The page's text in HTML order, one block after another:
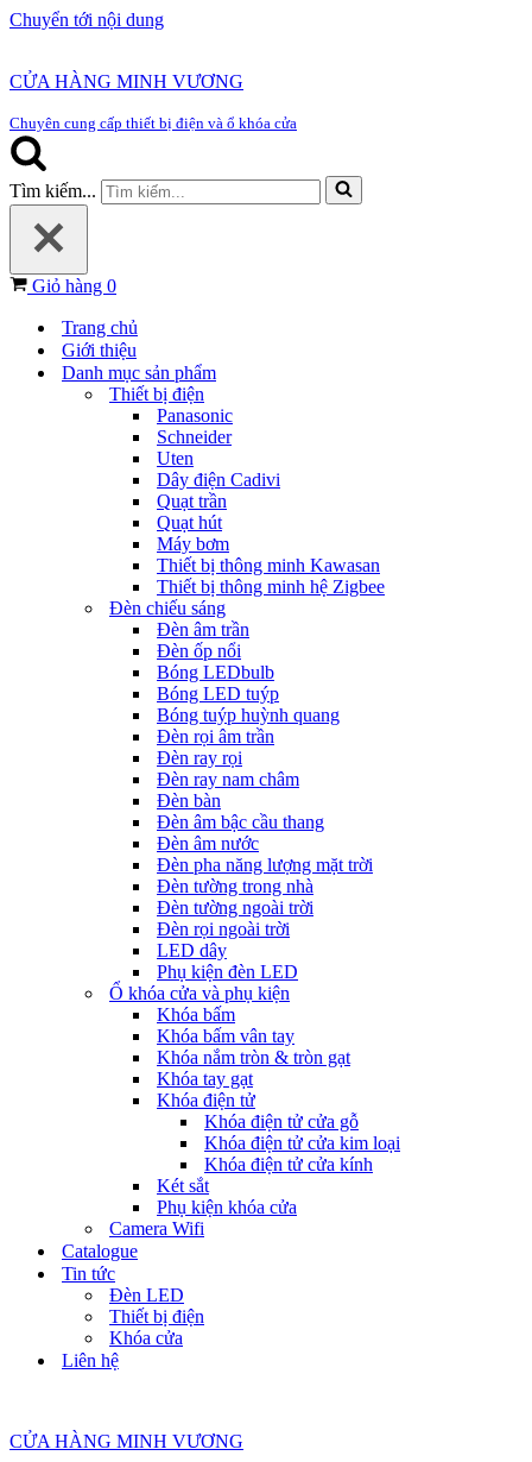
Chuyển tới nội dung
CỬA HÀNG MINH VƯƠNG
Chuyên cung cấp thiết bị điện và ổ khóa cửa
Tìm kiếm...
Giỏ hàng 0
Trang chủ
Giới thiệu
Danh mục sản phẩm
Thiết bị điện
Panasonic
Schneider
Uten
Dây điện Cadivi
Quạt trần
Quạt hút
Máy bơm
Thiết bị thông minh Kawasan
Thiết bị thông minh hệ Zigbee
Đèn chiếu sáng
Đèn âm trần
Đèn ốp nổi
Bóng LEDbulb
Bóng LED tuýp
Bóng tuýp huỳnh quang
Đèn rọi âm trần
Đèn ray rọi
Đèn ray nam châm
Đèn bàn
Đèn âm bậc cầu thang
Đèn âm nước
Đèn pha năng lượng mặt trời
Đèn tường trong nhà
Đèn tường ngoài trời
Đèn rọi ngoài trời
LED dây
Phụ kiện đèn LED
Ổ khóa cửa và phụ kiện
Khóa bấm
Khóa bấm vân tay
Khóa nắm tròn & tròn gạt
Khóa tay gạt
Khóa điện tử
Khóa điện tử cửa gỗ
Khóa điện tử cửa kim loại
Khóa điện tử cửa kính
Két sắt
Phụ kiện khóa cửa
Camera Wifi
Catalogue
Tin tức
Đèn LED
Thiết bị điện
Khóa cửa
Liên hệ
CỬA HÀNG MINH VƯƠNG